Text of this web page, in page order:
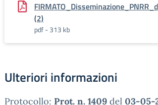
(2)
pdf - 313 kb
Ulteriori informazioni
Protocollo: Prot. n. 1409 del 03-05-